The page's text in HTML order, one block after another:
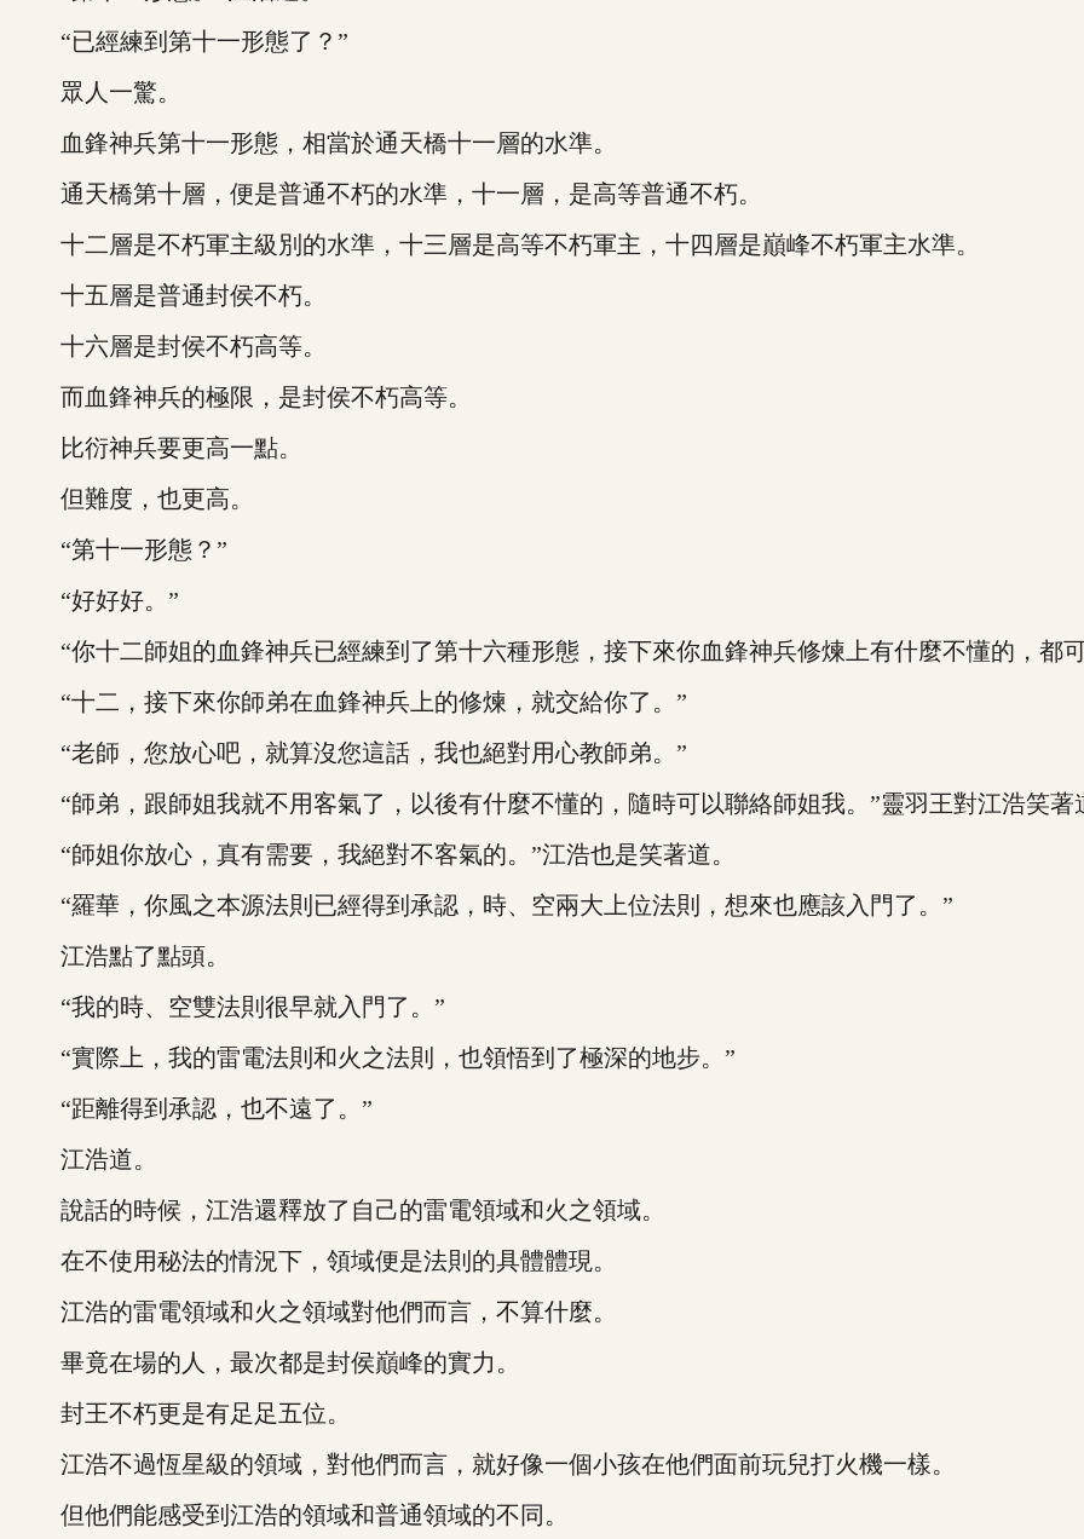
“已經練到第十一形態了？”
眾人一驚。
血鋒神兵第十一形態，相當於通天橋十一層的水準。
通天橋第十層，便是普通不朽的水準，十一層，是高等普通不朽。
十二層是不朽軍主級別的水準，十三層是高等不朽軍主，十四層是巔峰不朽軍主水準。
十五層是普通封侯不朽。
十六層是封侯不朽高等。
而血鋒神兵的極限，是封侯不朽高等。
比衍神兵要更高一點。
但難度，也更高。
“第十一形態？”
“好好好。”
“你十二師姐的血鋒神兵已經練到了第十六種形態，接下來你血鋒神兵修煉上有什麼不懂的，都
“十二，接下來你師弟在血鋒神兵上的修煉，就交給你了。”
“老師，您放心吧，就算沒您這話，我也絕對用心教師弟。”
“師弟，跟師姐我就不用客氣了，以後有什麼不懂的，隨時可以聯絡師姐我。”靈羽王對江浩笑著
“師姐你放心，真有需要，我絕對不客氣的。”江浩也是笑著道。
“羅華，你風之本源法則已經得到承認，時、空兩大上位法則，想來也應該入門了。”
江浩點了點頭。
“我的時、空雙法則很早就入門了。”
“實際上，我的雷電法則和火之法則，也領悟到了極深的地步。”
“距離得到承認，也不遠了。”
江浩道。
說話的時候，江浩還釋放了自己的雷電領域和火之領域。
在不使用秘法的情況下，領域便是法則的具體體現。
江浩的雷電領域和火之領域對他們而言，不算什麼。
畢竟在場的人，最次都是封侯巔峰的實力。
封王不朽更是有足足五位。
江浩不過恆星級的領域，對他們而言，就好像一個小孩在他們面前玩兒打火機一樣。
但他們能感受到江浩的領域和普通領域的不同。